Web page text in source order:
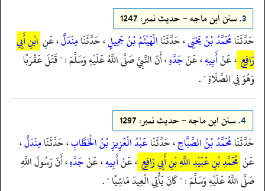
3. سنن ابن ماجه - حدیث نمبر: 1247
حَدَّثَنَامُحَمَّدُ بْنُ يَحْيَى، حَدَّثَنَاالْهَيْثَمُ بْنُ جَمِيلٍ، حَدَّثَنَامِنْدَلٌ، عَنِ ابْنِ أَبِي
رَافِعٍ ، عَنْأَبِيهِ، عَنْجَدِّهِ، أَنّ النَّبِيَّ صَلَّى اللَّهُ عَلَيْهِ وَسَلَّمَ : " قَتَلَ عَقْرَبًا
وَهُوَ فِي الصَّلَاةِ " .
4. سنن ابن ماجه - حدیث نمبر: 1297
حَدَّثَنَامُحَمَّدُ بْنُ الصَّبَّاحِ، حَدَّثَنَاعَبْدُ الْعَزِيزِ بْنُ الْخَطَّابِ، حَدَّثَنَامِنْدَلٌ،
عَنْ مُحَمَّدِ بْنِ عُبَيْدِ اللَّهِ بْنِ أَبِي رَافِعٍ ، عَنْأَبِيهِ، عَنْجَدِّهِ، أَنّ رَسُولَ اللَّهِ
صَلَّى اللَّهُ عَلَيْهِ وَسَلَّمَ : " كَانَ يَأْتِي الْعِيدَ مَاشِيًا " .